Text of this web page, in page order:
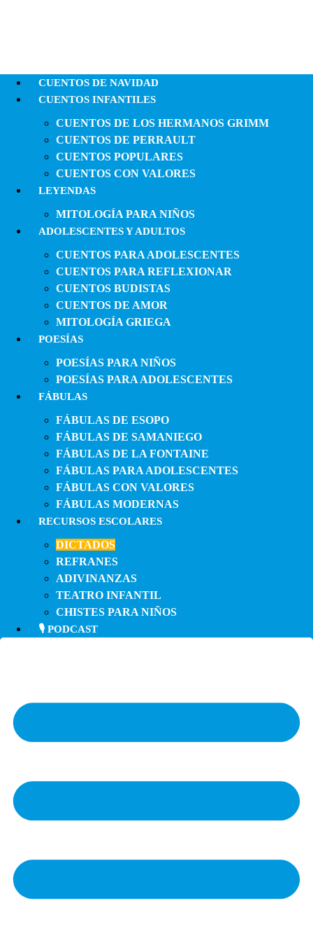
CUENTOS DE NAVIDAD
CUENTOS INFANTILES
CUENTOS DE LOS HERMANOS GRIMM
CUENTOS DE PERRAULT
CUENTOS POPULARES
CUENTOS CON VALORES
LEYENDAS
MITOLOGÍA PARA NIÑOS
ADOLESCENTES Y ADULTOS
CUENTOS PARA ADOLESCENTES
CUENTOS PARA REFLEXIONAR
CUENTOS BUDISTAS
CUENTOS DE AMOR
MITOLOGÍA GRIEGA
POESÍAS
POESÍAS PARA NIÑOS
POESÍAS PARA ADOLESCENTES
FÁBULAS
FÁBULAS DE ESOPO
FÁBULAS DE SAMANIEGO
FÁBULAS DE LA FONTAINE
FÁBULAS PARA ADOLESCENTES
FÁBULAS CON VALORES
FÁBULAS MODERNAS
RECURSOS ESCOLARES
DICTADOS
REFRANES
ADIVINANZAS
TEATRO INFANTIL
CHISTES PARA NIÑOS
🎙️ PODCAST